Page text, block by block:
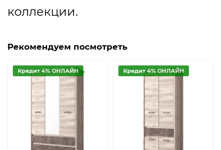
коллекции.
Рекомендуем посмотреть
Кредит 4% ОНЛАЙН Кредит 4% ОНЛАЙН